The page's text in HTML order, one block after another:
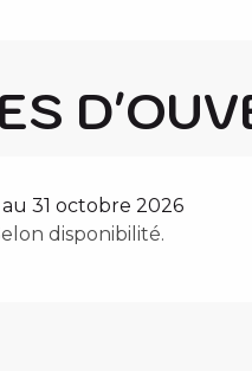
31 octobre 2026
disponibilité.